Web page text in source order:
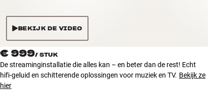
Winkels
Klantenservice
Bouw met geluid
BEKIJK DE VIDEO
€ 999/ STUK
De streaminginstallatie die alles kan – en beter dan de rest! Echt
hifi-geluid en schitterende oplossingen voor muziek en TV. Bekijk ze
hier